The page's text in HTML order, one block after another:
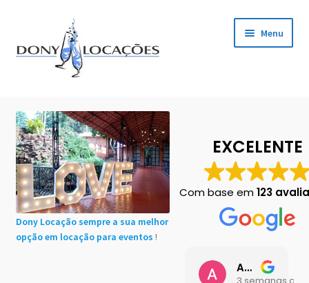
para
navegação
para
o
Menu
Cadastro de Clientes
Carrinho
Chácaras em Botucatu
Contact
Dony Locação sempre a sua melhor
opção em locação para eventos !
EXCELENTE
Com base em123
Ana Buttini